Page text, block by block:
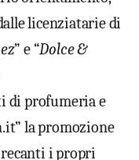
licenziatarie di
” e “Dolce &
di profumeria e
la promozione
i propri